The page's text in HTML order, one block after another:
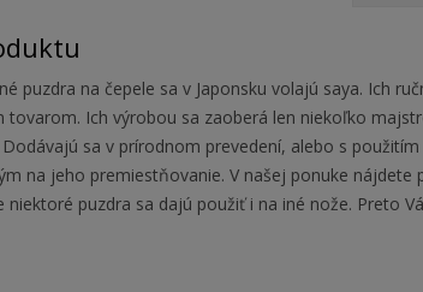
puzdra na čepele sa v Japonsku volajú saya. Ich
tovarom. Ich výrobou sa zaoberá len niekoľko
sa v prírodnom prevedení, alebo s
na jeho premiestňovanie. V našej ponuke nájdete
niektoré puzdra sa dajú použiť i na iné nože. Preto